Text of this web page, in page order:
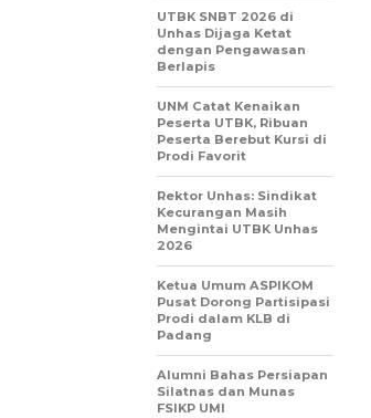
UTBK SNBT 2026 di
Unhas Dijaga Ketat
dengan Pengawasan
Berlapis
UNM Catat Kenaikan
Peserta UTBK, Ribuan
Peserta Berebut Kursi di
Prodi Favorit
Rektor Unhas: Sindikat
Kecurangan Masih
Mengintai UTBK Unhas
2026
Ketua Umum ASPIKOM
Pusat Dorong Partisipasi
Prodi dalam KLB di
Padang
Alumni Bahas Persiapan
Silatnas dan Munas
FSIKP UMI